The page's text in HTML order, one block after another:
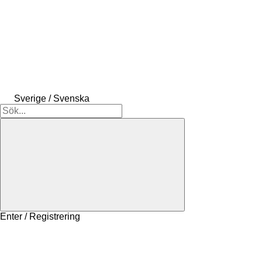
Sverige / Svenska
Enter / Registrering